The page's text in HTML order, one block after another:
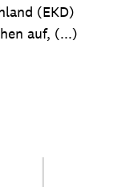
(EKD)
auf, (...)